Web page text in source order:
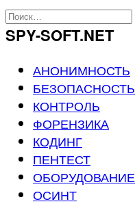
Перейти
к
Search
for:
SPY-SOFT.NET
АНОНИМНОСТЬ
БЕЗОПАСНОСТЬ
КОНТРОЛЬ
ФОРЕНЗИКА
КОДИНГ
ПЕНТЕСТ
ОБОРУДОВАНИЕ
ОСИНТ